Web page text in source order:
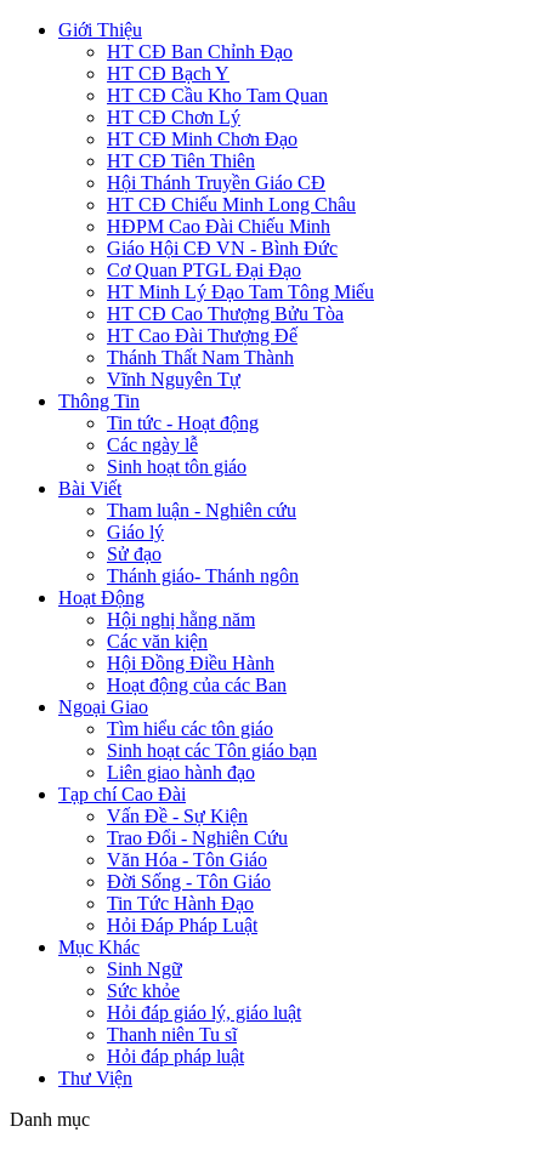
Giới Thiệu
HT CĐ Ban Chỉnh Đạo
HT CĐ Bạch Y
HT CĐ Cầu Kho Tam Quan
HT CĐ Chơn Lý
HT CĐ Minh Chơn Đạo
HT CĐ Tiên Thiên
Hội Thánh Truyền Giáo CĐ
HT CĐ Chiếu Minh Long Châu
HĐPM Cao Đài Chiếu Minh
Giáo Hội CĐ VN - Bình Đức
Cơ Quan PTGL Đại Đạo
HT Minh Lý Đạo Tam Tông Miếu
HT CĐ Cao Thượng Bửu Tòa
HT Cao Đài Thượng Đế
Thánh Thất Nam Thành
Vĩnh Nguyên Tự
Thông Tin
Tin tức - Hoạt động
Các ngày lễ
Sinh hoạt tôn giáo
Bài Viết
Tham luận - Nghiên cứu
Giáo lý
Sử đạo
Thánh giáo- Thánh ngôn
Hoạt Động
Hội nghị hằng năm
Các văn kiện
Hội Đồng Điều Hành
Hoạt động của các Ban
Ngoại Giao
Tìm hiểu các tôn giáo
Sinh hoạt các Tôn giáo bạn
Liên giao hành đạo
Tạp chí Cao Đài
Vấn Đề - Sự Kiện
Trao Đổi - Nghiên Cứu
Văn Hóa - Tôn Giáo
Đời Sống - Tôn Giáo
Tin Tức Hành Đạo
Hỏi Đáp Pháp Luật
Mục Khác
Sinh Ngữ
Sức khỏe
Hỏi đáp giáo lý, giáo luật
Thanh niên Tu sĩ
Hỏi đáp pháp luật
Thư Viện
Danh mục